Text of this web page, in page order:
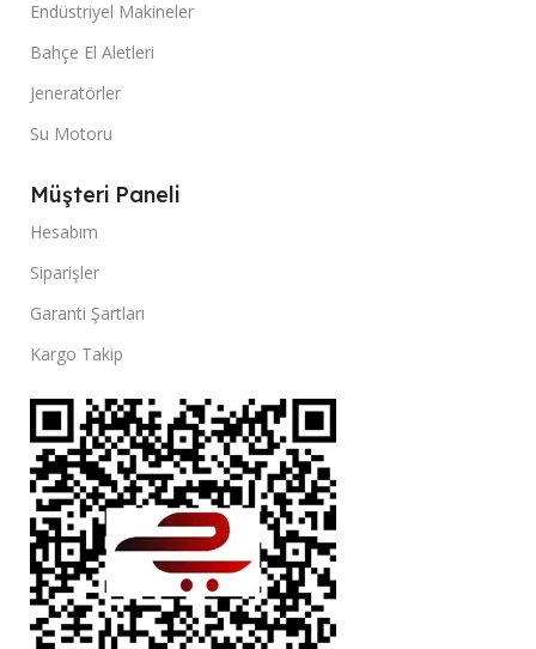
Endüstriyel Makineler
Bahçe El Aletleri
Jeneratörler
Su Motoru
Müşteri Paneli
Hesabım
Siparişler
Garanti Şartları
Kargo Takip